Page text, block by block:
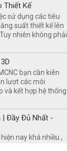
Thiết Kế
sử dụng các tiêu
suất thiết kế lên
nhiên không phải
bạn cần kiên
lượt các môi
và kết hợp hệ thống
| Đầy Đủ Nhất -
nay khá nhiều ,